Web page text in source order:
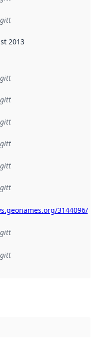
når dataa i dette
2013
3144096/
implementeringsregel eller